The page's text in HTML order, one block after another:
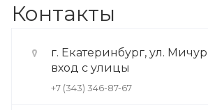
Контакты
г. Екатеринбург, ул.
вход с улицы
+7 (343) 346-87-67